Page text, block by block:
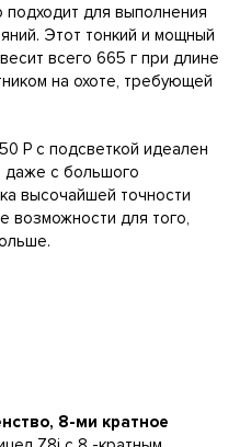
для выполнения
Этот тонкий и мощный
всего 665 г при длине
на охоте, требующей
P с подсветкой идеален
даже с большого
высочайшей точности
возможности для того,
8-ми кратное